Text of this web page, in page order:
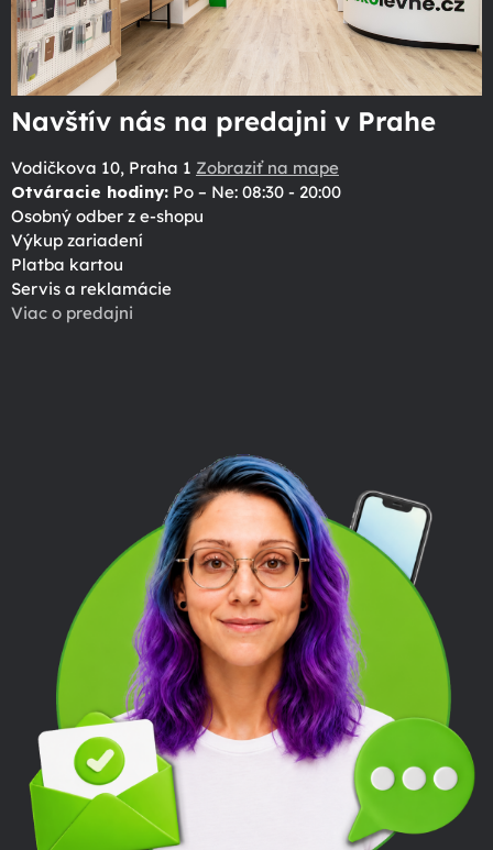
Navštív nás na predajni v Prahe
Vodičkova 10, Praha 1 Zobraziť na mape
Otváracie hodiny: Po – Ne: 08:30 - 20:00
Osobný odber z e-shopu
Výkup zariadení
Platba kartou
Servis a reklamácie
Viac o predajni